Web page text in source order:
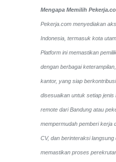
Mengapa Memilih
Pekerja.com menyediakan
Indonesia, termasuk kota
Platform ini memastikan
dengan berbagai
kantor, yang siap
disesuaikan untuk setiap
remote dari Bandung atau
mempermudah pemberi kerja
CV, dan berinteraksi langsung
memastikan proses